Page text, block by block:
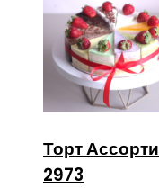
Торт Ассорти
2973